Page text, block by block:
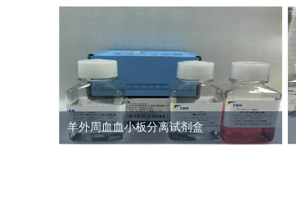
羊外周血血小板分离试剂盒